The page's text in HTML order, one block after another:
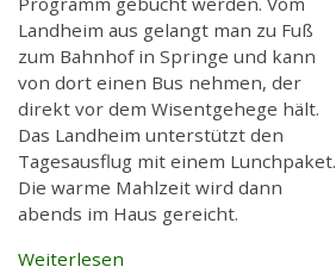
Landheim aus gelangt man zu Fuß
zum Bahnhof in Springe und kann
von dort einen Bus nehmen, der
direkt vor dem Wisentgehege hält.
Das Landheim unterstützt den
Tagesausflug mit einem Lunchpaket.
Die warme Mahlzeit wird dann
abends im Haus gereicht.
Weiterlesen